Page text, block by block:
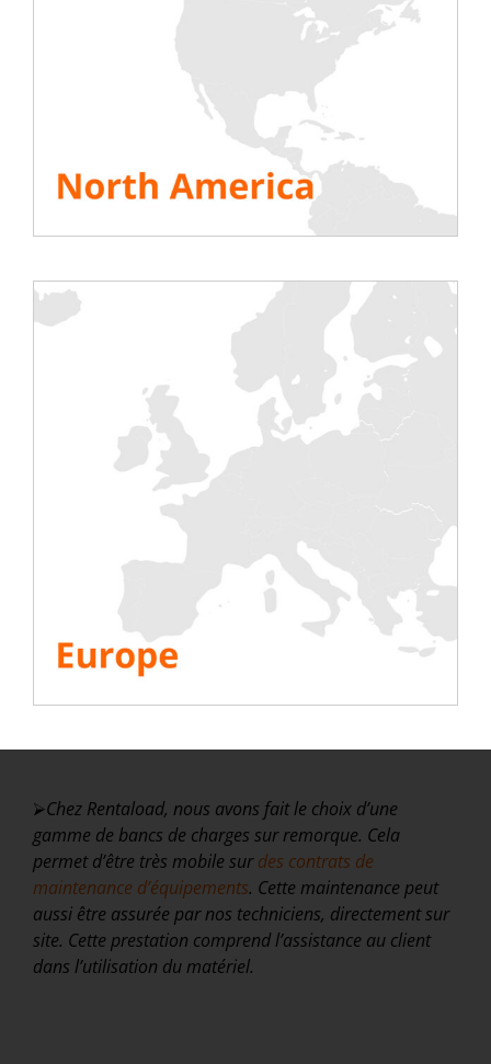
La maintenance de vos
équipements avec nos bancs de
charge inductifs 501 KVA, 671
KVA
Beaucoup de bâtiments sont équipées de groupes
, bateaux, hôpitaux,
sont essentiels en cas de panne du réseau
électrique principal. Ils ont donc intérêt à bien
fonctionner.
Et pour s’assurer qu’ils fonctionnent correctement,
ils doivent être testés régulièrement à l’aide de
bancs de charge. C’est ce qu’on appelle les
périodiques de maintenance d’équipements
électriques ».
En réalisant ces tests périodiques avec les bancs
de charge Rentaload montés sur remorque, vous
pourrez faire varier la charge. Nos bancs de charge
s’ajustent parfaitement au groupe électrogène que
l’on souhaite tester (ces derniers ayant
généralement un cos phi de 0,8).
Les bancs de charge inductifs offrent ainsi la
possibilité detester intégralement le groupe
⮚Chez Rentaload, nous avons fait le choix d’une
gamme de bancs de charges sur remorque. Cela
permetd’être très mobile surdes contrats de
maintenance d’équipements. Cette maintenance peut
aussi être assurée par nos techniciens, directement sur
site. Cette prestation comprend l’assistance au client
dans l’utilisation du matériel.